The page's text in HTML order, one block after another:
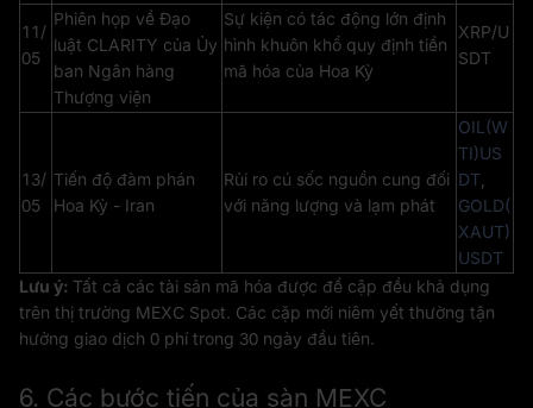
11/
05
Phiên họp về Đạo
luật CLARITY của Ủy
ban Ngân hàng
Thượng viện
Sự kiện có tác động lớn định
hình khuôn khổ quy định tiền
mã hóa của Hoa Kỳ
XRP/U
SDT
13/
05
Tiến độ đàm phán
Hoa Kỳ - Iran
Rủi ro cú sốc nguồn cung đối
với năng lượng và lạm phát
OIL(W
TI)US
DT
GOLD(
XAUT)
USDT
Lưu ý: Tất cả các tài sản mã hóa được đề cập đều khả dụng
trên thị trường MEXC Spot. Các cặp mới niêm yết thường tận
hưởng giao dịch 0 phí trong 30 ngày đầu tiên.
6. Các bước tiến của sàn MEXC